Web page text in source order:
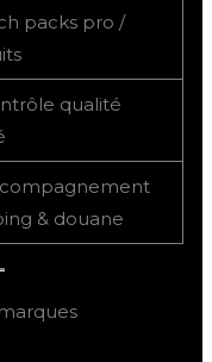
packs pro /
qualité
& douane